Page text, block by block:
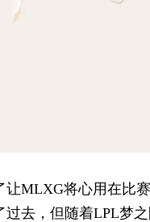
MLXG将心用在比
去，但随着LPL梦